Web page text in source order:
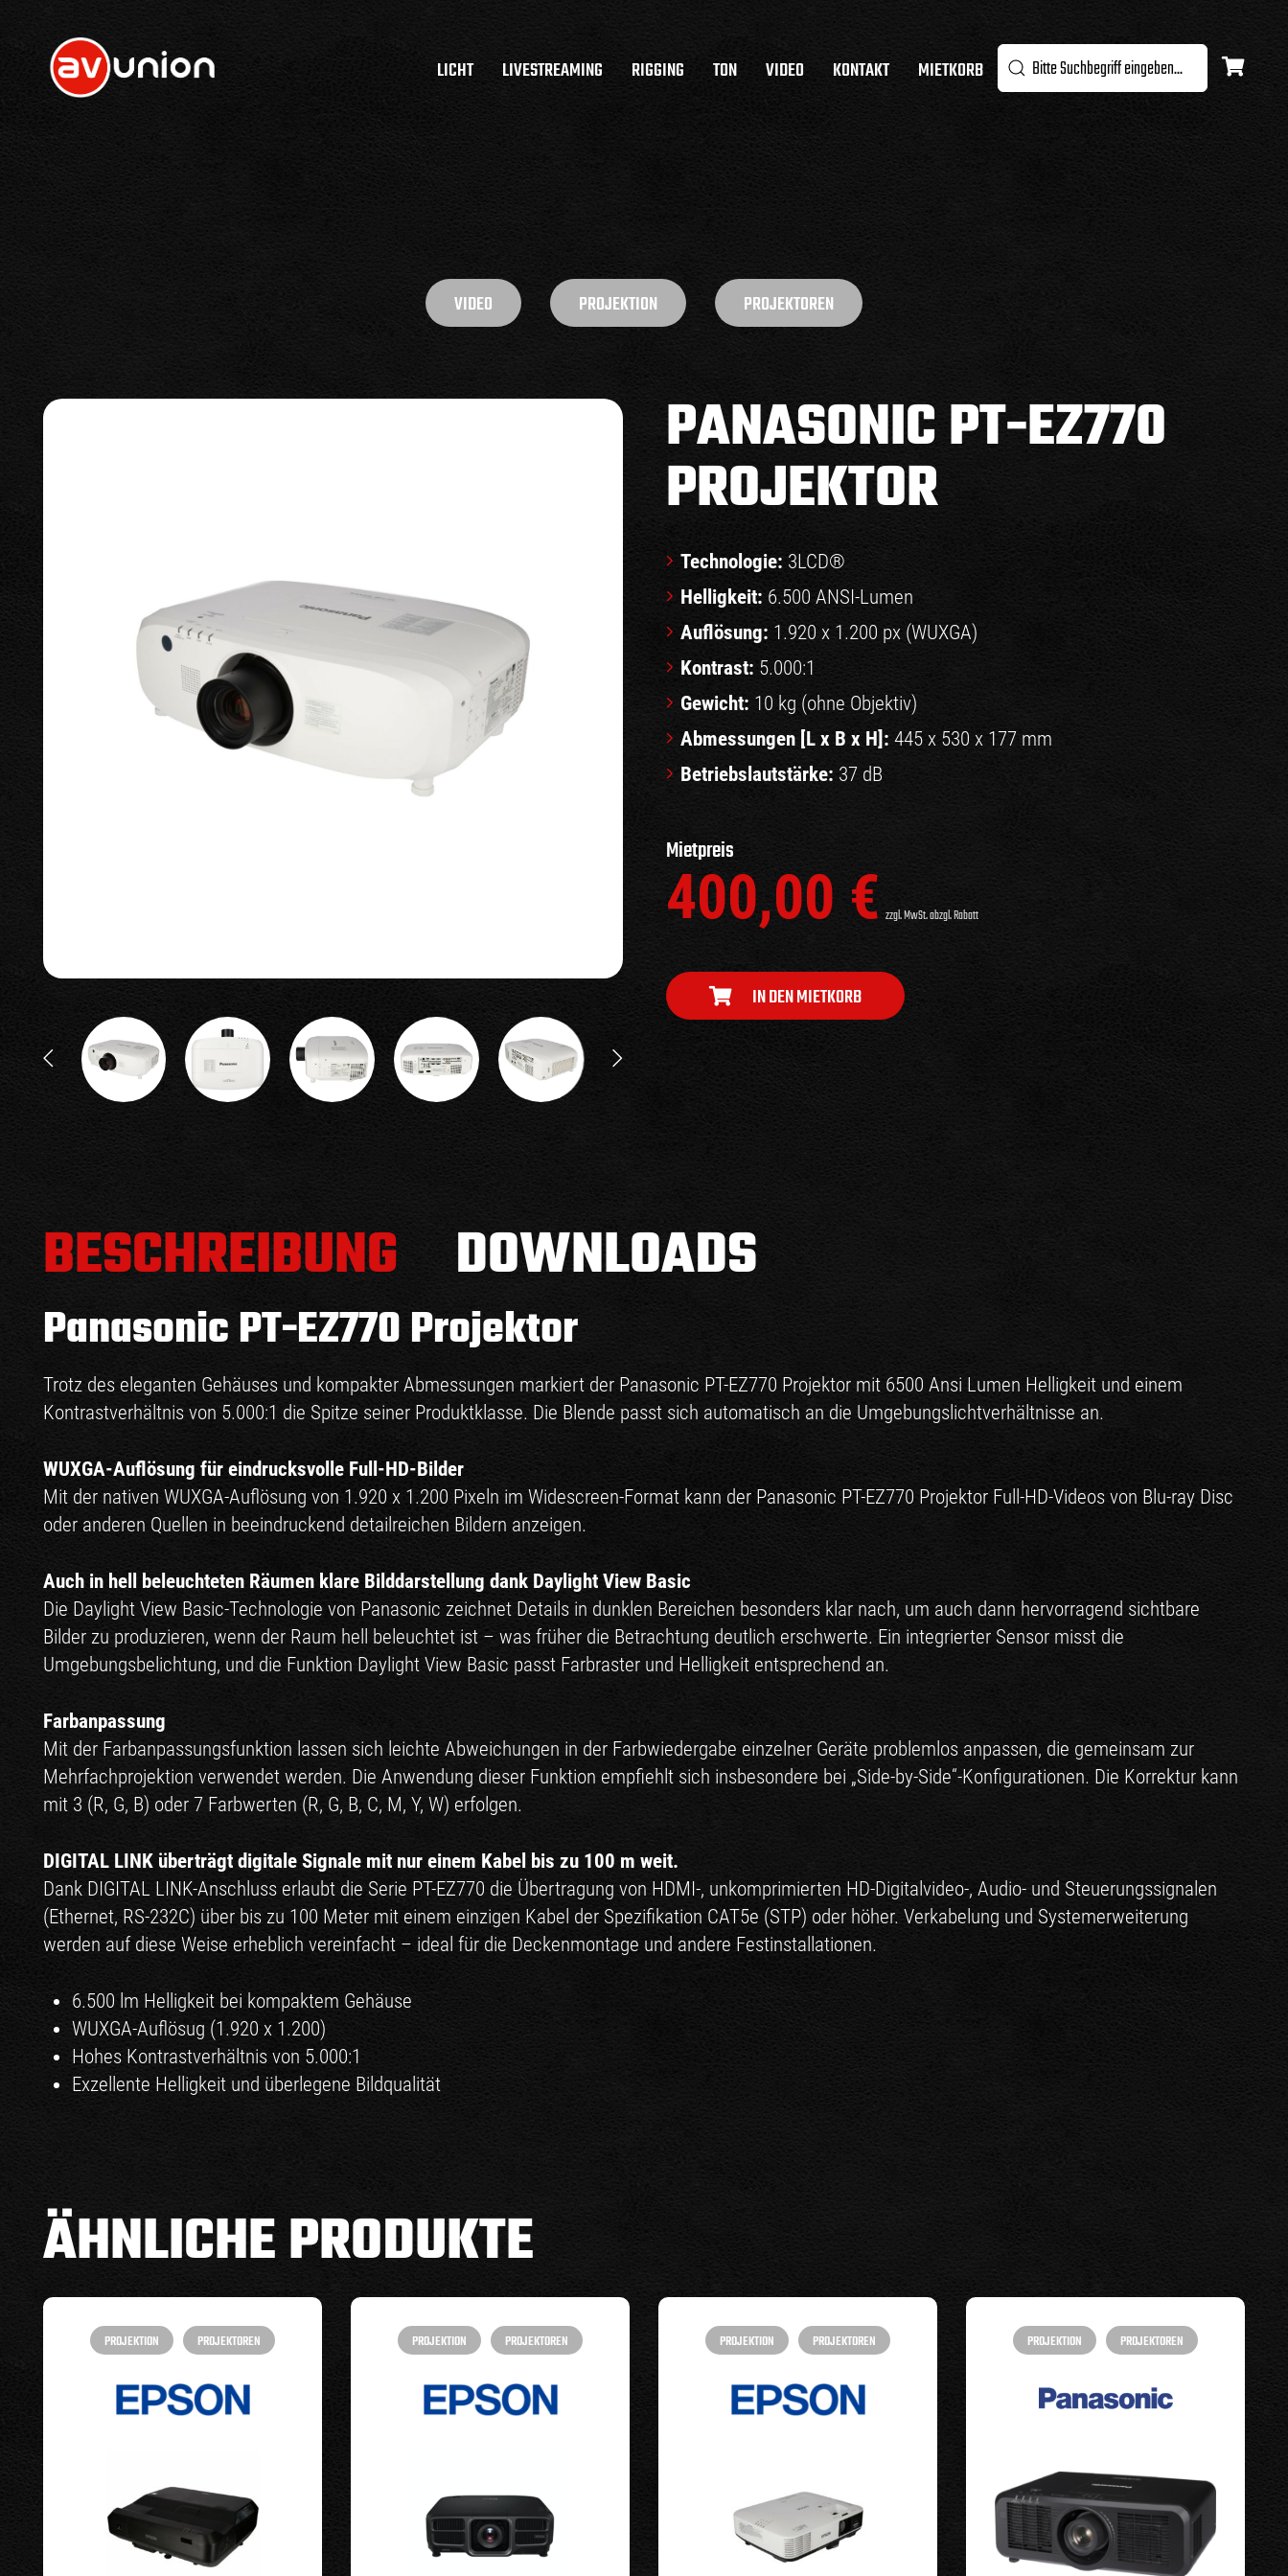
LICHT LIVESTREAMING RIGGING TON VIDEO KONTAKT MIETKORB
VIDEO PROJEKTION PROJEKTOREN
PANASONIC PT-EZ770
PROJEKTOR
Technologie:3LCD®
Helligkeit: 6.500 ANSI-Lumen
Auflösung: 1.920 x 1.200 px (WUXGA)
Kontrast: 5.000:1
Gewicht: 10 kg (ohne Objektiv)
Abmessungen [L x B x H]: 445 x 530 x 177 mm
Betriebslautstärke: 37 dB
Mietpreis
400,00 € zzgl. MwSt. abzgl. Rabatt
IN DEN MIETKORB
BESCHREIBUNG DOWNLOADS
Panasonic PT-EZ770 Projektor
Trotz des eleganten Gehäuses und kompakter Abmessungen markiert der Panasonic PT-EZ770 Projektor mit 6500 Ansi Lumen Helligkeit und einem
Kontrastverhältnis von 5.000:1 die Spitze seiner Produktklasse. Die Blende passt sich automatisch an die Umgebungslichtverhältnisse an.
WUXGA-Auflösung für eindrucksvolle Full-HD-Bilder
Mit der nativen WUXGA-Auflösung von 1.920 x 1.200 Pixeln im Widescreen-Format kann der Panasonic PT-EZ770 Projektor Full-HD-Videos von Blu-ray Disc
oder anderen Quellen in beeindruckend detailreichen Bildern anzeigen.
Auch in hell beleuchteten Räumen klare Bilddarstellung dank Daylight View Basic
Die Daylight View Basic-Technologie von Panasonic zeichnet Details in dunklen Bereichen besonders klar nach, um auch dann hervorragend sichtbare
Bilder zu produzieren, wenn der Raum hell beleuchtet ist – was früher die Betrachtung deutlich erschwerte. Ein integrierter Sensor misst die
Umgebungsbelichtung, und die Funktion Daylight View Basic passt Farbraster und Helligkeit entsprechend an.
Farbanpassung
Mit der Farbanpassungsfunktion lassen sich leichte Abweichungen in der Farbwiedergabe einzelner Geräte problemlos anpassen, die gemeinsam zur
Mehrfachprojektion verwendet werden. Die Anwendung dieser Funktion empfiehlt sich insbesondere bei „Side-by-Side“-Konfigurationen. Die Korrektur kann
mit 3 (R, G, B) oder 7 Farbwerten (R, G, B, C, M, Y, W) erfolgen.
DIGITAL LINK überträgt digitale Signale mit nur einem Kabel bis zu 100 m weit.
Dank DIGITAL LINK-Anschluss erlaubt die Serie PT-EZ770 die Übertragung von HDMI-, unkomprimierten HD-Digitalvideo-, Audio- und Steuerungssignalen
(Ethernet, RS-232C) über bis zu 100 Meter mit einem einzigen Kabel der Spezifikation CAT5e (STP) oder höher. Verkabelung und Systemerweiterung
werden auf diese Weise erheblich vereinfacht – ideal für die Deckenmontage und andere Festinstallationen.
6.500 lm Helligkeit bei kompaktem Gehäuse
WUXGA-Auflösug (1.920 x 1.200)
Hohes Kontrastverhältnis von 5.000:1
Exzellente Helligkeit und überlegene Bildqualität
ÄHNLICHE PRODUKTE
PROJEKTION PROJEKTOREN PROJEKTION PROJEKTOREN PROJEKTION PROJEKTOREN PROJEKTION PROJEKTOREN